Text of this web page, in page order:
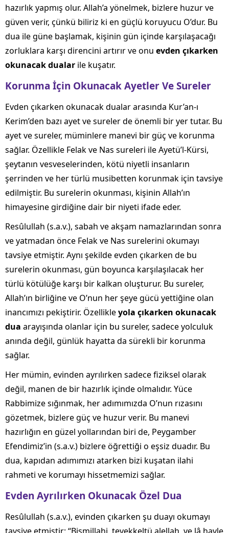
hazırlık yapmış olur. Allah’a yönelmek, bizlere huzur ve
güven verir, çünkü biliriz ki en güçlü koruyucu O’dur. Bu
dua ile güne başlamak, kişinin gün içinde karşılaşacağı
zorluklara karşı direncini artırır ve onu evden çıkarken
okunacak dualar ile kuşatır.
Korunma İçin Okunacak Ayetler Ve Sureler
Evden çıkarken okunacak dualar arasında Kur’an-ı
Kerim’den bazı ayet ve sureler de önemli bir yer tutar. Bu
ayet ve sureler, müminlere manevi bir güç ve korunma
sağlar. Özellikle Felak ve Nas sureleri ile Ayetü’l-Kürsi,
şeytanın vesveselerinden, kötü niyetli insanların
şerrinden ve her türlü musibetten korunmak için tavsiye
edilmiştir. Bu surelerin okunması, kişinin Allah’ın
himayesine girdiğine dair bir niyeti ifade eder.
Resûlullah (s.a.v.), sabah ve akşam namazlarından sonra
ve yatmadan önce Felak ve Nas surelerini okumayı
tavsiye etmiştir. Aynı şekilde evden çıkarken de bu
surelerin okunması, gün boyunca karşılaşılacak her
türlü kötülüğe karşı bir kalkan oluşturur. Bu sureler,
Allah’ın birliğine ve O’nun her şeye gücü yettiğine olan
inancımızı pekiştirir. Özellikleyola çıkarken okunacak
dua arayışında olanlar için bu sureler, sadece yolculuk
anında değil, günlük hayatta da sürekli bir korunma
sağlar.
Her mümin, evinden ayrılırken sadece fiziksel olarak
değil, manen de bir hazırlık içinde olmalıdır. Yüce
Rabbimize sığınmak, her adımımızda O’nun rızasını
gözetmek, bizlere güç ve huzur verir. Bu manevi
hazırlığın en güzel yollarından biri de, Peygamber
Efendimiz’in (s.a.v.) bizlere öğrettiği o eşsiz duadır. Bu
dua, kapıdan adımımızı atarken bizi kuşatan ilahi
rahmeti ve korumayı hissetmemizi sağlar.
Evden Ayrılırken Okunacak Özel Dua
Resûlullah (s.a.v.), evinden çıkarken şu duayı okumayı